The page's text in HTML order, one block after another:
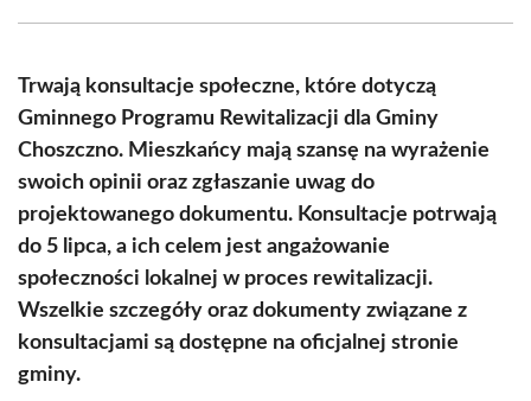
(Twitter)
Trwają konsultacje społeczne, które dotyczą
Gminnego Programu Rewitalizacji dla Gminy
Choszczno. Mieszkańcy mają szansę na wyrażenie
swoich opinii oraz zgłaszanie uwag do
projektowanego dokumentu. Konsultacje potrwają
do 5 lipca, a ich celem jest angażowanie
społeczności lokalnej w proces rewitalizacji.
Wszelkie szczegóły oraz dokumenty związane z
konsultacjami są dostępne na oficjalnej stronie
gminy.